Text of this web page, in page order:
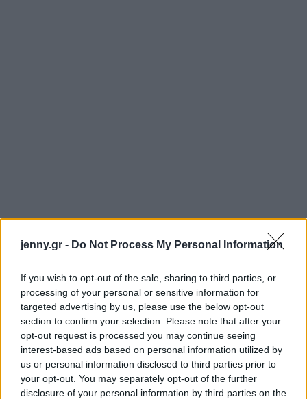
jenny.gr - Do Not Process My Personal Information
If you wish to opt-out of the sale, sharing to third parties, or
processing of your personal or sensitive information for
targeted advertising by us, please use the below opt-out
section to confirm your selection. Please note that after your
opt-out request is processed you may continue seeing
interest-based ads based on personal information utilized by
us or personal information disclosed to third parties prior to
your opt-out. You may separately opt-out of the further
disclosure of your personal information by third parties on the